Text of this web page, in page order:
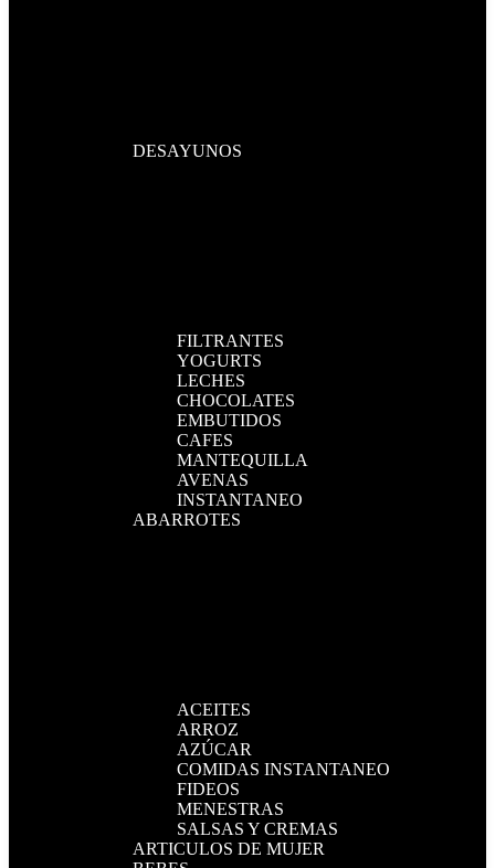
DESAYUNOS
FILTRANTES
YOGURTS
LECHES
CHOCOLATES
EMBUTIDOS
CAFES
MANTEQUILLA
AVENAS
INSTANTANEO
ABARROTES
ACEITES
ARROZ
AZÚCAR
COMIDAS INSTANTANEO
FIDEOS
MENESTRAS
SALSAS Y CREMAS
ARTICULOS DE MUJER